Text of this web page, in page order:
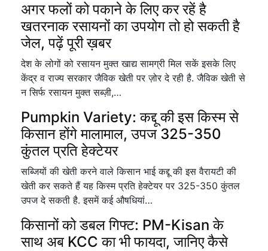
अगर फलों को पकाने के लिए कर रहें है
खतरनाक रसायनों का उपयोग तो हो सकती है
जेल, पढ़ें पूरी ख़बर
देश के लोगों को रसायन मुक्त खाद्य सामग्री मिल सकें इसके लिए
केंद्र व राज्य सरकार जैविक खेती पर ज़ोर दे रही है. जैविक खेती से
न सिर्फ रसायन मुक्त सब्ज़ी,…
Pumpkin Variety: कद्दू की इस किस्म से
किसान होंगे मालामाल, उपज 325-350
कुंतल प्रति हेक्टेयर
सब्जियों की खेती करने वाले किसान भाई कद्दू की इस वैरायटी की
खेती कर सकते हैं यह किस्म प्रति हेक्टेयर पर 325-350 कुंतल
उपज दे सकती है. इसमें कई औषधियां…
किसानों को डबल गिफ्ट: PM-Kisan के
साथ अब KCC का भी फायदा, जानिए कैसे